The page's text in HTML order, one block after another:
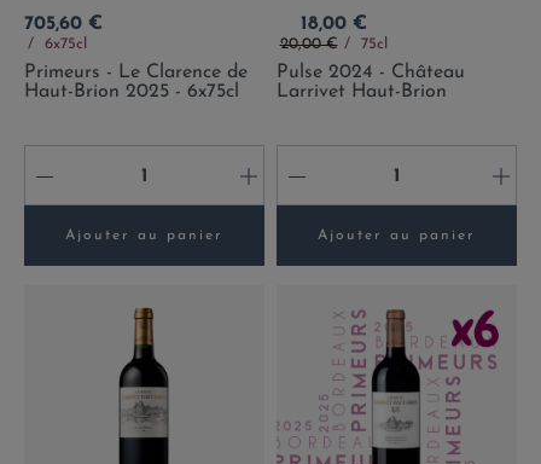
Prix
705,60 €
6x75cl
Primeurs - Le Clarence de
Haut-Brion 2025 - 6x75cl
- +
Ajouter au panier
Prix
18,00 €
Prix de base
20,00 € 75cl
Pulse 2024 - Château
Larrivet Haut-Brion
- +
Ajouter au panier